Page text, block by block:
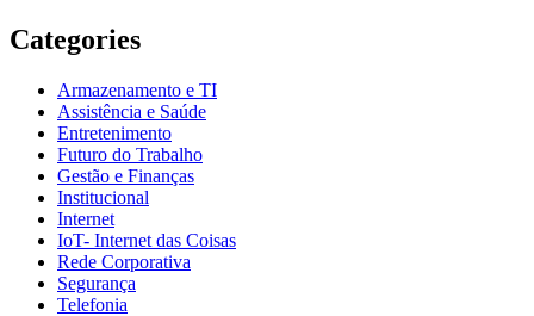
Categories
Armazenamento e TI
Assistência e Saúde
Entretenimento
Futuro do Trabalho
Gestão e Finanças
Institucional
Internet
IoT- Internet das Coisas
Rede Corporativa
Segurança
Telefonia